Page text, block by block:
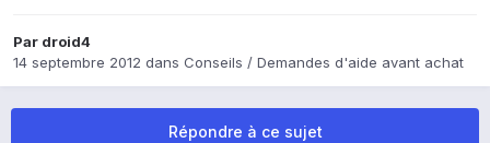
Par droid4
14 septembre 2012 dans Conseils / Demandes d'aide avant achat
Répondre à ce sujet